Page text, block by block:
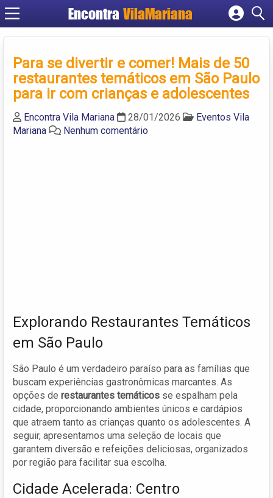
EncontraVilaMariana
Cadastrar empresa
Criar conta
Para se divertir e comer! Mais de 50
restaurantes temáticos em São Paulo
para ir com crianças e adolescentes
Encontra Vila Mariana 28/01/2026
Eventos Vila
Mariana
Nenhum comentário
Explorando Restaurantes Temáticos
em São Paulo
São Paulo é um verdadeiro paraíso para as famílias que
buscam experiências gastronômicas marcantes. As
opções de restaurantes temáticos se espalham pela
cidade, proporcionando ambientes únicos e cardápios
que atraem tanto as crianças quanto os adolescentes. A
seguir, apresentamos uma seleção de locais que
garantem diversão e refeições deliciosas, organizados
por região para facilitar sua escolha.
Cidade Acelerada: Centro